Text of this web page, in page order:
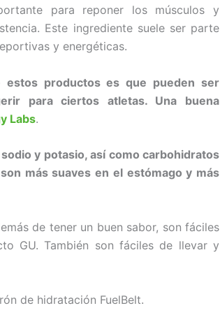
para reponer los músculos y
Este ingrediente suele ser parte
y energéticas.
estos productos es que pueden ser
para ciertos atletas. Una buena
Labs.
y potasio, así como carbohidratos
más suaves en el estómago y más
de tener un buen sabor, son fáciles
GU. También son fáciles de llevar y
de hidratación FuelBelt.